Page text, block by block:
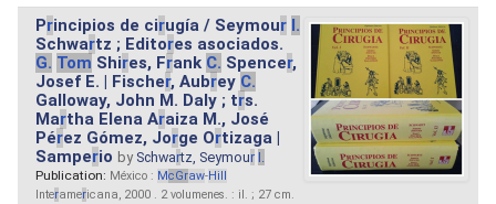
Principios de cirugía / Seymour I.
Schwartz ; Editores asociados.
G. Tom Shires, Frank C. Spencer,
Josef E. | Fischer, Aubrey C.
Galloway, John M. Daly ; trs.
Martha Elena Araiza M., José
Pérez Gómez, Jorge Ortizaga |
Samperio by Schwartz, Seymour I.
Publication: México : McGraw-Hill
Interamericana, 2000 . 2 volumenes. : il. ; 27 cm.